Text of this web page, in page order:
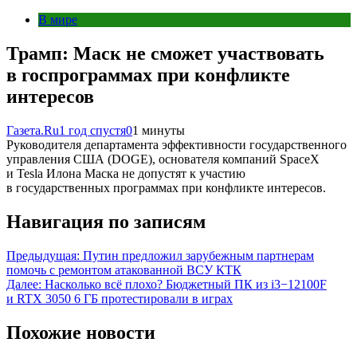
В мире
Трамп: Маск не сможет участвовать
в госпрограммах при конфликте
интересов
Газета.Ru1 год спустя01 минуты
Руководителя департамента эффективности государственного
управления США (DOGE), основателя компаний SpaceX
и Tesla Илона Маска не допустят к участию
в государственных программах при конфликте интересов.
Навигация по записям
Предыдущая: Путин предложил зарубежным партнерам
помочь с ремонтом атакованной ВСУ КТК
Далее: Насколько всё плохо? Бюджетный ПК из i3−12100F
и RTX 3050 6 ГБ протестировали в играх
Похожие новости